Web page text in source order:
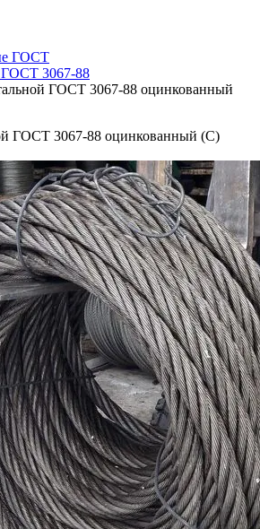
ГОСТ
ГОСТ 3067-88
ГОСТ 3067-88 оцинкованный
ГОСТ 3067-88 оцинкованный (С)